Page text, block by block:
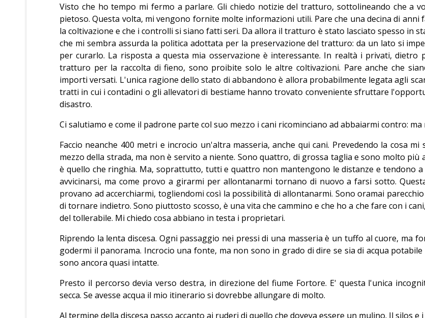
Visto che ho tempo mi fermo a parlare. Gli chiedo notizie del tratturo, sottolineando che a
pietoso. Questa volta, mi vengono fornite molte informazioni utili. Pare che una decina di
la coltivazione e che i controlli si siano fatti seri. Da allora il tratturo è stato lasciato spesso in
che mi sembra assurda la politica adottata per la preservazione del tratturo: da un lato si
per curarlo. La risposta a questa mia osservazione è interessante. In realtà i privati,
tratturo per la raccolta di fieno, sono proibite solo le altre coltivazioni. Pare anche che
importi versati. L'unica ragione dello stato di abbandono è allora probabilmente legata agli
tratti in cui i contadini o gli allevatori di bestiame hanno trovato conveniente sfruttare
disastro.
Ci salutiamo e come il padrone parte col suo mezzo i cani ricominciano ad abbaiarmi contro:
Faccio neanche 400 metri e incrocio un'altra masseria, anche qui cani. Prevedendo la cosa
mezzo della strada, ma non è servito a niente. Sono quattro, di grossa taglia e sono molto
è quello che ringhia. Ma, soprattutto, tutti e quattro non mantengono le distanze e tendono
avvicinarsi, ma come provo a girarmi per allontanarmi tornano di nuovo a farsi sotto.
provano ad accerchiarmi, togliendomi così la possibilità di allontanarmi. Sono oramai
di tornare indietro. Sono piuttosto scosso, è una vita che cammino e che ho a che fare con i
del tollerabile. Mi chiedo cosa abbiano in testa i proprietari.
Riprendo la lenta discesa. Ogni passaggio nei pressi di una masseria è un tuffo al cuore, ma
godermi il panorama. Incrocio una fonte, ma non sono in grado di dire se sia di acqua
sono ancora quasi intatte.
Presto il percorso devia verso destra, in direzione del fiume Fortore. E' questa l'unica
secca. Se avesse acqua il mio itinerario si dovrebbe allungare di molto.
Al termine della discesa passo accanto ai ruderi di quello che doveva essere un mulino. Il silos